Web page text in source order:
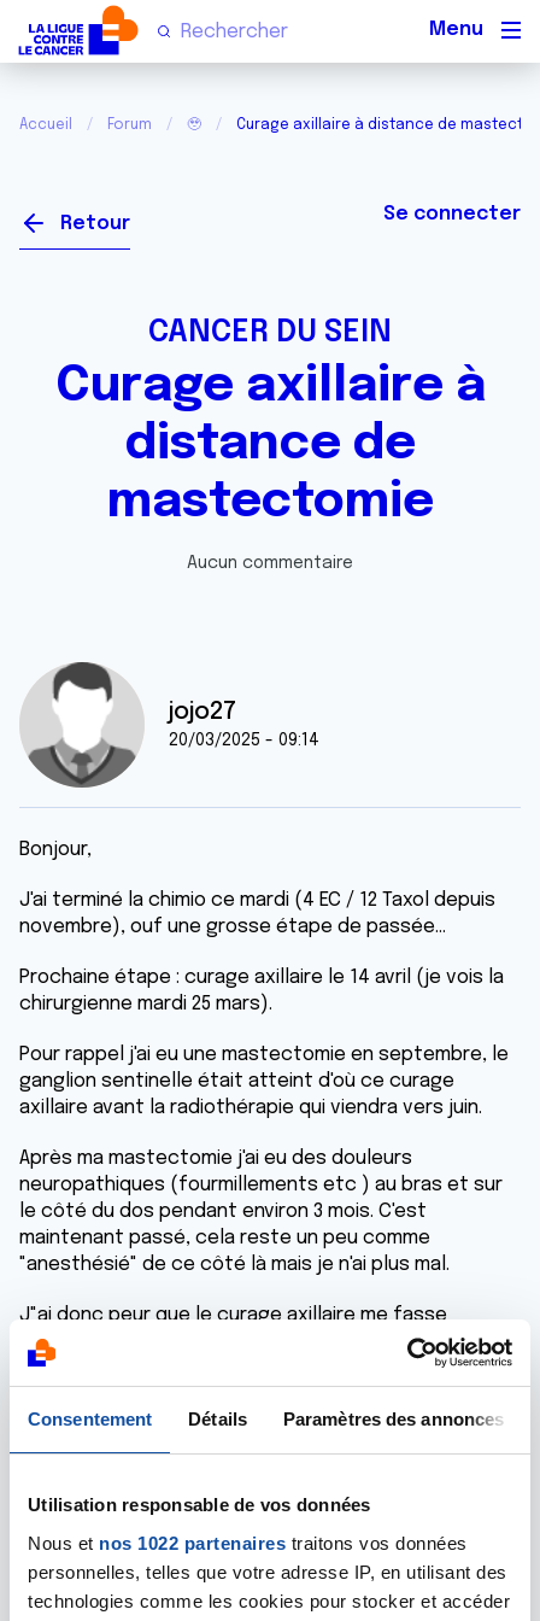
Consentement Détails Paramètres des annonces
Utilisation responsable de vos données
Nous et nos 1022 partenaires traitons vos données
personnelles, telles que votre adresse IP, en utilisant des
technologies comme les cookies pour stocker et accéder
Accueil Forum 🥹 Curage axillaire à distance de
Retour Se connecter
CANCER DU SEIN
Curage axillaire à
distance de
mastectomie
Aucun commentaire
jojo27
20/03/2025 - 09:14
Bonjour,
J'ai terminé la chimio ce mardi (4 EC / 12 Taxol depuis
novembre), ouf une grosse étape de passée...
Prochaine étape : curage axillaire le 14 avril (je vois la
chirurgienne mardi 25 mars).
Pour rappel j'ai eu une mastectomie en septembre, le
ganglion sentinelle était atteint d'où ce curage
axillaire avant la radiothérapie qui viendra vers juin.
Après ma mastectomie j'ai eu des douleurs
neuropathiques (fourmillements etc ) au bras et sur
le côté du dos pendant environ 3 mois. C'est
maintenant passé, cela reste un peu comme
"anesthésié" de ce côté là mais je n'ai plus mal.
J"ai donc peur que le curage axillaire me fasse
repartir à zéro côté douleurs...
Je voulais savoir si certaines d'entre vous ont déjà eu
un curage axillaire à distance de la mastectomie et
Merci,
Bonne journée
Répondre